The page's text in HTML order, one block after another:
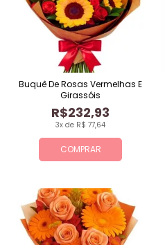
COMPRAR
3x de R$ 77,64
R$232,93
Buquê De Rosas Vermelhas E
Girassóis